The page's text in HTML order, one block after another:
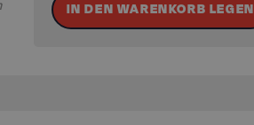
IN DEN WARENKORB LEGEN